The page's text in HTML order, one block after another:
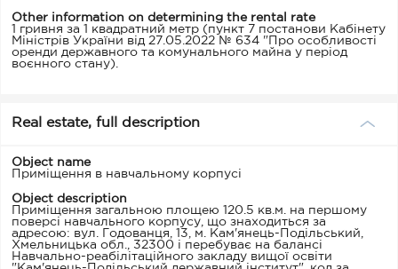
Other information on determining the rental rate
1 гривня за 1 квадратний метр (пункт 7 постанови Кабінету
Міністрів України від 27.05.2022 № 634 "Про особливості
оренди державного та комунального майна у період
воєнного стану).
Real estate, full description
Object name
Приміщення в навчальному корпусі
Object description
Приміщення загальною площею 120.5 кв.м. на першому
поверсі навчального корпусу, що знаходиться за
адресою: вул. Годованця, 13, м. Кам'янець-Подільський,
Хмельницька обл., 32300 і перебуває на балансі
Навчально-реабілітаційного закладу вищої освіти